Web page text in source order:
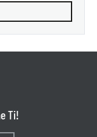
Ti!